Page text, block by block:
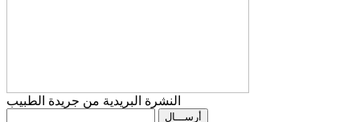
النشرة البريدية من جريدة الطبيب